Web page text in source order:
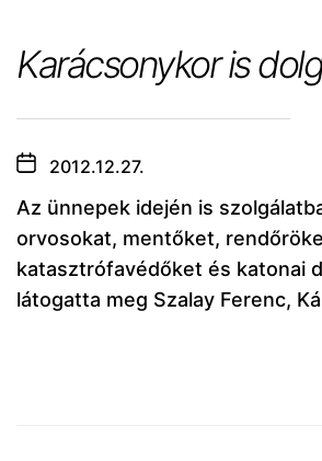
Karácsonykor is
2012.12.27.
Az ünnepek idején is
orvosokat, mentőket,
katasztrófavédőket és katonai
látogatta meg Szalay Ferenc,